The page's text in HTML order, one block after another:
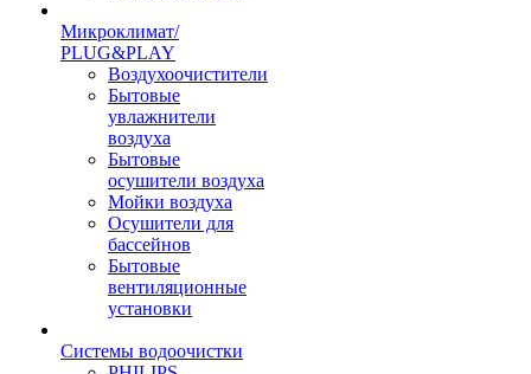
Микроклимат/
PLUG&PLAY
Воздухоочистители
Бытовые
увлажнители
воздуха
Бытовые
осушители воздуха
Мойки воздуха
Осушители для
бассейнов
Бытовые
вентиляционные
установки
Системы водоочистки